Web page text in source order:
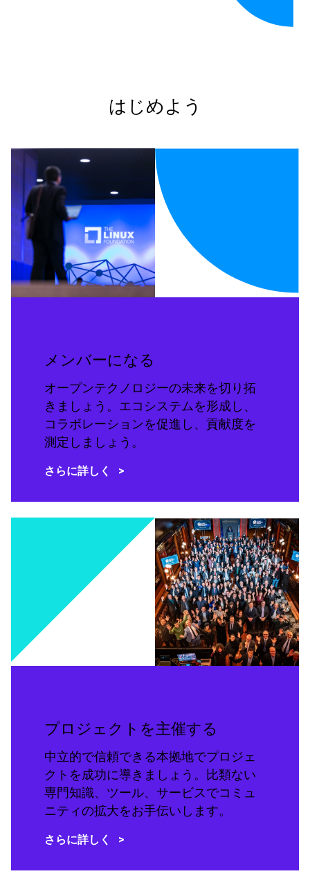
はじめよう
メンバーになる
オープンテクノロジーの未来を切り拓
きましょう。エコシステムを形成し、
コラボレーションを促進し、貢献度を
測定しましょう。
さらに詳しく
プロジェクトを主催する
中立的で信頼できる本拠地でプロジェ
クトを成功に導きましょう。比類ない
専門知識、ツール、サービスでコミュ
ニティの拡大をお手伝いします。
さらに詳しく